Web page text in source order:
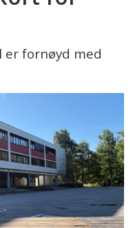
er fornøyd med